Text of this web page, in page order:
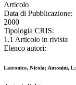
Articolo
Data di Pubblicazione:
2000
Tipologia CRIS:
1.1 Articolo in rivista
Elenco autori:
Latronico, Nicola; Antonini,